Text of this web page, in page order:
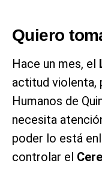
Quiero
Hace un mes, el
actitud violenta,
Humanos de
necesita
poder lo está
controlar el